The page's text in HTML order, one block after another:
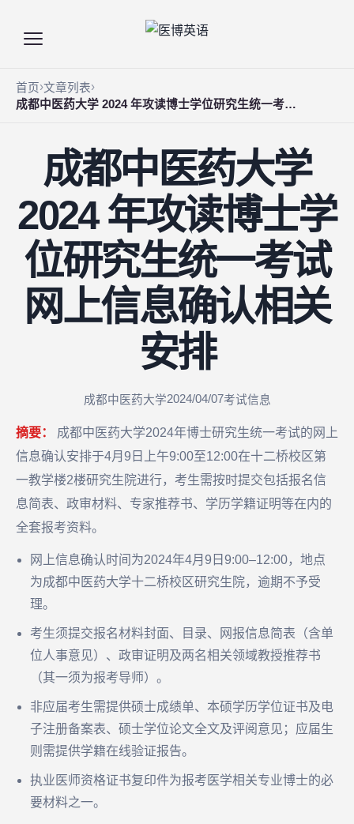
首页 文章列表
成都中医药大学 2024 年攻读博士学位研究生统一考试网上信息确认相关安排
成都中医药大学
2024 年攻读博士学
位研究生统一考试
网上信息确认相关
安排
成都中医药大学2024/04/07考试信息
摘要：
成都中医药大学2024年博士研究生统一考试的网上
信息确认安排于4月9日上午9:00至12:00在十二桥校区第
一教学楼2楼研究生院进行，考生需按时提交包括报名信
息简表、政审材料、专家推荐书、学历学籍证明等在内的
全套报考资料。
网上信息确认时间为2024年4月9日9:00–12:00，地点
为成都中医药大学十二桥校区研究生院，逾期不予受
理。
考生须提交报名材料封面、目录、网报信息简表（含单
位人事意见）、政审证明及两名相关领域教授推荐书
（其一须为报考导师）。
非应届考生需提供硕士成绩单、本硕学历学位证书及电
子注册备案表、硕士学位论文全文及评阅意见；应届生
则需提供学籍在线验证报告。
执业医师资格证书复印件为报考医学相关专业博士的必
要材料之一。